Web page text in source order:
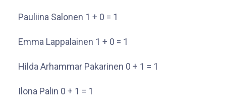
Pauliina Salonen 1 + 0 = 1
Emma Lappalainen 1 + 0 = 1
Hilda Arhammar Pakarinen 0 + 1 = 1
Ilona Palin 0 + 1 = 1